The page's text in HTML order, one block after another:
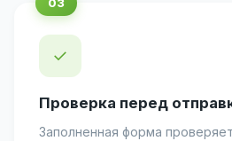
✓
Проверка перед
Заполненная форма